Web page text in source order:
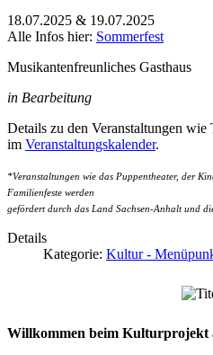
18.07.2025 & 19.07.2025
Alle Infos hier: Sommerfest
Musikantenfreunliches Gasthaus
in Bearbeitung
Details zu den Veranstaltungen
im Veranstaltungskalender.
*Veranstaltungen wie das Puppentheater, der
Familienfeste werden
gefördert durch das Land Sachsen-Anhalt und
Details
Kategorie: Kultur -
Willkommen beim Kulturprojekt